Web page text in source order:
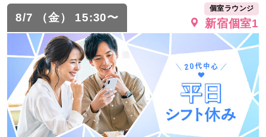
8/7 （金） 15:30〜
個室ラウンジ
新宿個室1